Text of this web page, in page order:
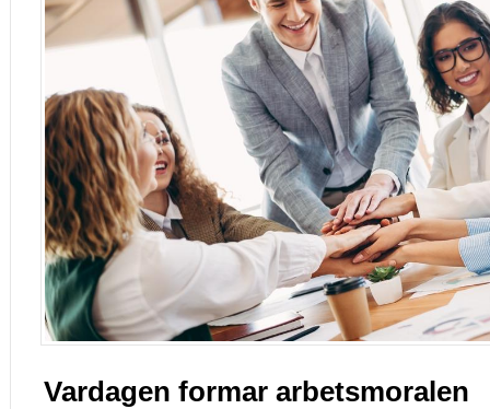
Vardagen formar arbetsmoralen